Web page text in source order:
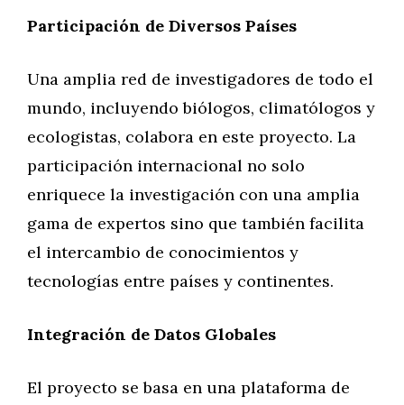
Participación de Diversos Países
Una amplia red de investigadores de todo el
mundo, incluyendo biólogos, climatólogos y
ecologistas, colabora en este proyecto. La
participación internacional no solo
enriquece la investigación con una amplia
gama de expertos sino que también facilita
el intercambio de conocimientos y
tecnologías entre países y continentes.
Integración de Datos Globales
El proyecto se basa en una plataforma de